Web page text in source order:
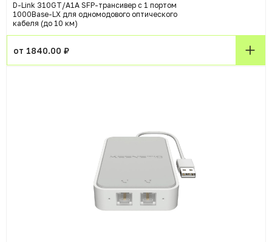
D-Link 310GT/A1A SFP-трансивер с 1 портом
1000Base-LX для одномодового оптического
кабеля (до 10 км)
от 1840.00 ₽